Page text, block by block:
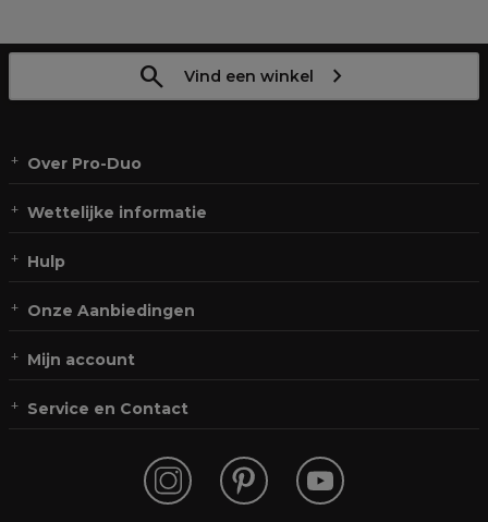
Vind een winkel
Over Pro-Duo
Wettelijke informatie
Hulp
Onze Aanbiedingen
Mijn account
Service en Contact